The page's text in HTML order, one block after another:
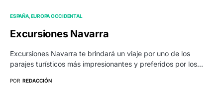
ESPAÑA EUROPA OCCIDENTAL
Excursiones Navarra
Excursiones Navarra te brindará un viaje por uno de los
parajes turísticos más impresionantes y preferidos por los…
POR REDACCIÓN